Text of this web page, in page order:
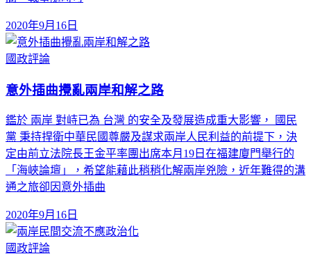
2020年9月16日
國政評論
意外插曲攪亂兩岸和解之路
鑑於 兩岸 對峙已為 台灣 的安全及發展造成重大影響， 國民
黨 秉持捍衛中華民國尊嚴及謀求兩岸人民利益的前提下，決
定由前立法院長王金平率團出席本月19日在福建廈門舉行的
「海峽論壇」，希望能藉此稍稍化解兩岸兇險，近年難得的溝
通之旅卻因意外插曲
2020年9月16日
國政評論